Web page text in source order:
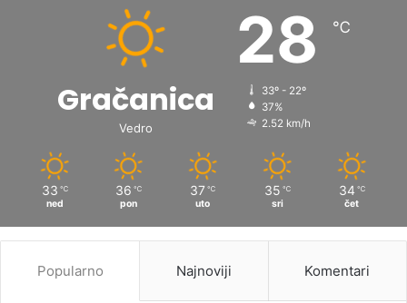
Gračanica
Vedro
28 ℃
33º - 22º
37%
2.52 km/h
33 ℃
ned
36 ℃
pon
37 ℃
uto
35 ℃
sri
34 ℃
čet
Popularno Najnoviji Komentari